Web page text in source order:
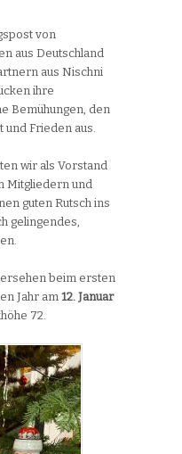
von
aus Deutschland
aus Nischni
ihre
Bemühungen, den
und Frieden aus.
wir als Vorstand
Mitgliedern und
guten Rutsch ins
gelingendes,
beim ersten
Jahr am 12. Januar
72.